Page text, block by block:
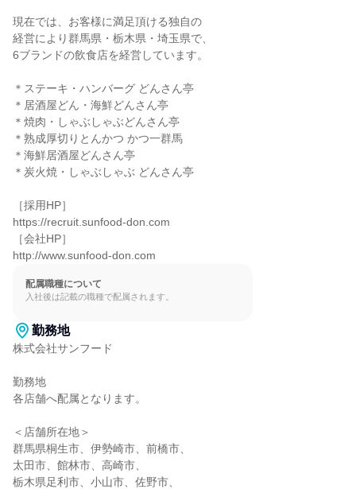
現在では、お客様に満足頂ける独自の
経営により群馬県・栃木県・埼玉県で、
6ブランドの飲食店を経営しています。
＊ステーキ・ハンバーグ どんさん亭
＊居酒屋どん・海鮮どんさん亭
＊焼肉・しゃぶしゃぶどんさん亭
＊熟成厚切りとんかつ かつ一群馬
＊海鮮居酒屋どんさん亭
＊炭火焼・しゃぶしゃぶ どんさん亭
［採用HP］
https://recruit.sunfood-don.com
［会社HP］
http://www.sunfood-don.com
配属職種について
入社後は記載の職種で配属されます。
勤務地
株式会社サンフード
勤務地
各店舗へ配属となります。
＜店舗所在地＞
群馬県桐生市、伊勢崎市、前橋市、
太田市、館林市、高崎市、
栃木県足利市、小山市、佐野市、